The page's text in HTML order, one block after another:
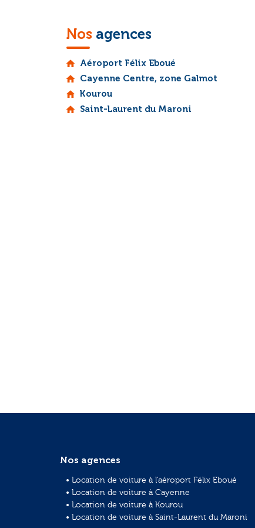
Nos agences
home Aéroport Félix Eboué
home Cayenne Centre, zone Galmot
home Kourou
home Saint-Laurent du Maroni
Nos agences
• Location de voiture à l'aéroport Félix Eboué
• Location de voiture à Cayenne
• Location de voiture à Kourou
• Location de voiture à Saint-Laurent du Maroni